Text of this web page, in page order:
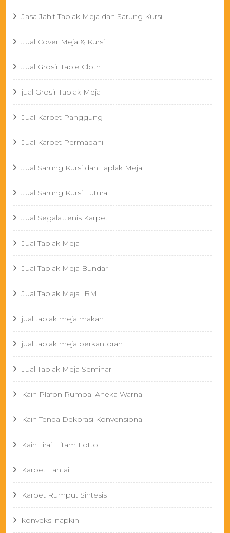
Jasa Jahit Taplak Meja dan Sarung Kursi
Jual Cover Meja & Kursi
Jual Grosir Table Cloth
jual Grosir Taplak Meja
Jual Karpet Panggung
Jual Karpet Permadani
Jual Sarung Kursi dan Taplak Meja
Jual Sarung Kursi Futura
Jual Segala Jenis Karpet
Jual Taplak Meja
Jual Taplak Meja Bundar
Jual Taplak Meja IBM
jual taplak meja makan
jual taplak meja perkantoran
Jual Taplak Meja Seminar
Kain Plafon Rumbai Aneka Warna
Kain Tenda Dekorasi Konvensional
Kain Tirai Hitam Lotto
Karpet Lantai
Karpet Rumput Sintesis
konveksi napkin